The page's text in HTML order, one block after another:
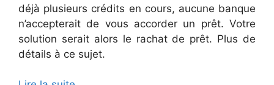
déjà plusieurs crédits en cours, aucune banque
n’accepterait de vous accorder un prêt. Votre
solution serait alors le rachat de prêt. Plus de
détails à ce sujet.